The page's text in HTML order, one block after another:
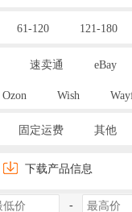
61-120 121-180
速卖通 eBay
Ozon Wish
固定运费 其他
下载产品信息
-